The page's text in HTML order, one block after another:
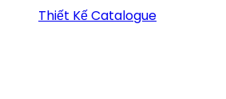
Thiết Kế Catalogue